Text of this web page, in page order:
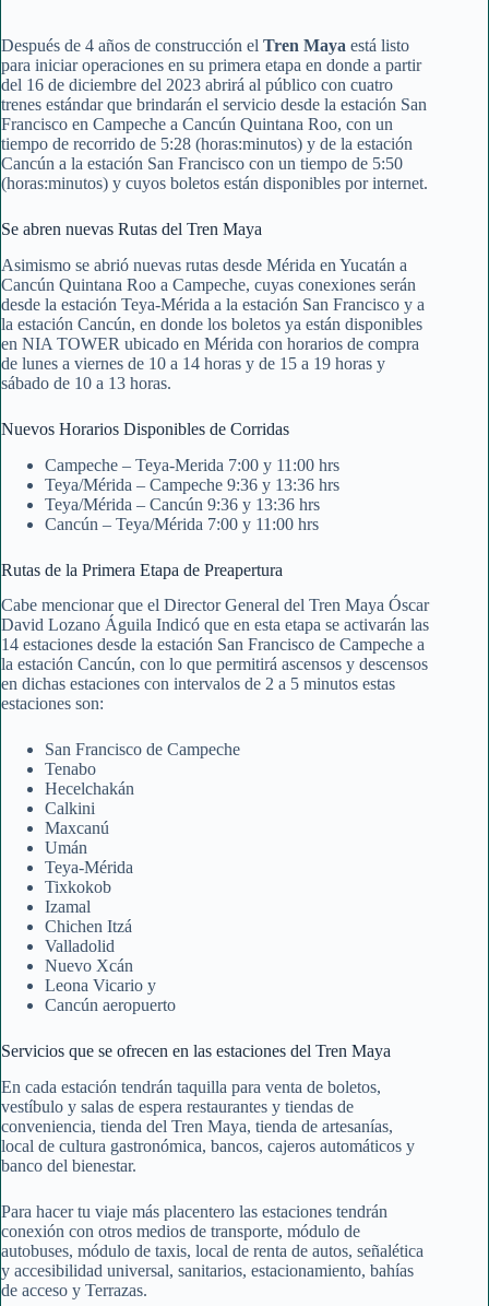
Después de 4 años de construcción el Tren Maya está listo
para iniciar operaciones en su primera etapa en donde a partir
del 16 de diciembre del 2023 abrirá al público con cuatro
trenes estándar que brindarán el servicio desde la estación San
Francisco en Campeche a Cancún Quintana Roo, con un
tiempo de recorrido de 5:28 (horas:minutos) y de la estación
Cancún a la estación San Francisco con un tiempo de 5:50
(horas:minutos) y cuyos boletos están disponibles por internet.
Se abren nuevas Rutas del Tren Maya
Asimismo se abrió nuevas rutas desde Mérida en Yucatán a
Cancún Quintana Roo a Campeche, cuyas conexiones serán
desde la estación Teya-Mérida a la estación San Francisco y a
la estación Cancún, en donde los boletos ya están disponibles
en NIA TOWER ubicado en Mérida con horarios de compra
de lunes a viernes de 10 a 14 horas y de 15 a 19 horas y
sábado de 10 a 13 horas.
Nuevos Horarios Disponibles de Corridas
Campeche – Teya-Merida 7:00 y 11:00 hrs
Teya/Mérida – Campeche 9:36 y 13:36 hrs
Teya/Mérida – Cancún 9:36 y 13:36 hrs
Cancún – Teya/Mérida 7:00 y 11:00 hrs
Rutas de la Primera Etapa de Preapertura
Cabe mencionar que el Director General del Tren Maya Óscar
David Lozano Águila Indicó que en esta etapa se activarán las
14 estaciones desde la estación San Francisco de Campeche a
la estación Cancún, con lo que permitirá ascensos y descensos
en dichas estaciones con intervalos de 2 a 5 minutos estas
estaciones son:
San Francisco de Campeche
Tenabo
Hecelchakán
Calkini
Maxcanú
Umán
Teya-Mérida
Tixkokob
Izamal
Chichen Itzá
Valladolid
Nuevo Xcán
Leona Vicario y
Cancún aeropuerto
Servicios que se ofrecen en las estaciones del Tren Maya
En cada estación tendrán taquilla para venta de boletos,
vestíbulo y salas de espera restaurantes y tiendas de
conveniencia, tienda del Tren Maya, tienda de artesanías,
local de cultura gastronómica, bancos, cajeros automáticos y
banco del bienestar.
Para hacer tu viaje más placentero las estaciones tendrán
conexión con otros medios de transporte, módulo de
autobuses, módulo de taxis, local de renta de autos, señalética
y accesibilidad universal, sanitarios, estacionamiento, bahías
de acceso y Terrazas.